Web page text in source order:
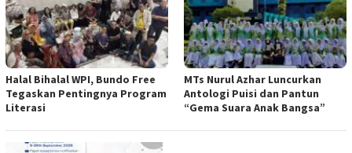
Halal Bihalal WPI, Bundo Free
Tegaskan Pentingnya Program
Literasi
MTs Nurul Azhar Luncurkan
Antologi Puisi dan Pantun
“Gema Suara Anak Bangsa”